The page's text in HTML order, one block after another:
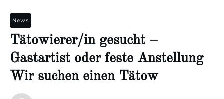
News
Tätowierer/in gesucht –
Gastartist oder feste Anstellung
Wir suchen einen Tätow